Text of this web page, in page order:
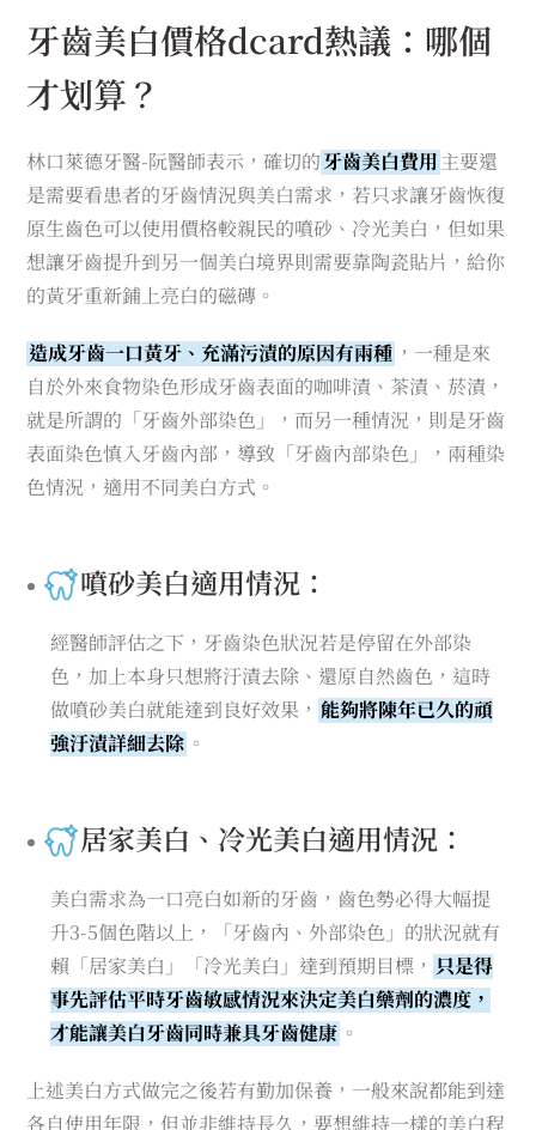
牙齒美白價格dcard熱議：哪個
才划算？
林口萊德牙醫-阮醫師表示，確切的牙齒美白費用 主要還
是需要看患者的牙齒情況與美白需求，若只求讓牙齒恢復
原生齒色可以使用價格較親民的噴砂、冷光美白，但如果
想讓牙齒提升到另一個美白境界則需要靠陶瓷貼片，給你
的黃牙重新鋪上亮白的磁磚。
造成牙齒一口黃牙、充滿污漬的原因有兩種 ，一種是來
自於外來食物染色形成牙齒表面的咖啡漬、茶漬、菸漬，
就是所謂的「牙齒外部染色」，而另一種情況，則是牙齒
表面染色慎入牙齒內部，導致「牙齒內部染色」，兩種染
色情況，適用不同美白方式。
噴砂美白適用情況：
經醫師評估之下，牙齒染色狀況若是停留在外部染
色，加上本身只想將汙漬去除、還原自然齒色，這時
做噴砂美白就能達到良好效果， 能夠將陳年已久的頑
強汙漬詳細去除 。
居家美白、冷光美白適用情況：
美白需求為一口亮白如新的牙齒，齒色勢必得大幅提
升3-5個色階以上，「牙齒內、外部染色」的狀況就有
賴「居家美白」「冷光美白」達到預期目標， 只是得
事先評估平時牙齒敏感情況來決定美白藥劑的濃度，
才能讓美白牙齒同時兼具牙齒健康 。
上述美白方式做完之後若有勤加保養，一般來說都能到達
各自使用年限，但並非維持長久，要想維持一樣的美白程